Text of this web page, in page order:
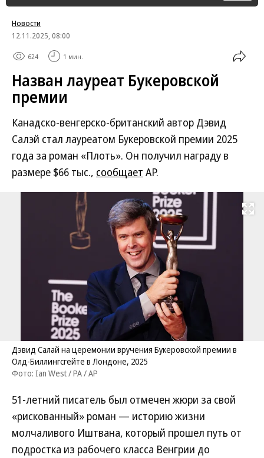
Новости
12.11.2025, 08:00
624 1 мин.
Назван лауреат Букеровской
премии
Канадско-венгерско-британский автор Дэвид
Салэй стал лауреатом Букеровской премии 2025
года за роман «Плоть». Он получил награду в
размере $66 тыс., сообщает AP.
Развернуть
Дэвид Салай на церемонии вручения Букеровской премии в
Олд-Биллингсгейте в Лондоне, 2025
Фото: Ian West / PA / AP
51-летний писатель был отмечен жюри за свой
«рискованный» роман — историю жизни
молчаливого Иштвана, который прошел путь от
подростка из рабочего класса Венгрии до